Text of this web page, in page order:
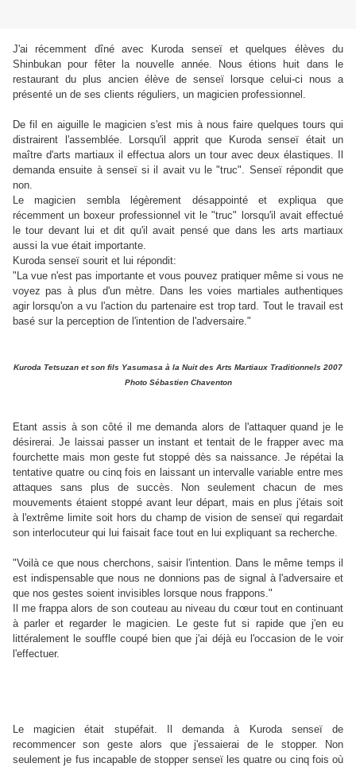
J'ai récemment dîné avec Kuroda senseï et quelques élèves du
Shinbukan pour fêter la nouvelle année. Nous étions huit dans le
restaurant du plus ancien élève de senseï lorsque celui-ci nous a
présenté un de ses clients réguliers, un magicien professionnel.
De fil en aiguille le magicien s'est mis à nous faire quelques tours qui
distrairent l'assemblée. Lorsqu'il apprit que Kuroda senseï était un
maître d'arts martiaux il effectua alors un tour avec deux élastiques. Il
demanda ensuite à senseï si il avait vu le "truc". Senseï répondit que
non.
Le magicien sembla légèrement désappointé et expliqua que
récemment un boxeur professionnel vit le "truc" lorsqu'il avait effectué
le tour devant lui et dit qu'il avait pensé que dans les arts martiaux
aussi la vue était importante.
Kuroda senseï sourit et lui répondit:
"La vue n'est pas importante et vous pouvez pratiquer même si vous ne
voyez pas à plus d'un mètre. Dans les voies martiales authentiques
agir lorsqu'on a vu l'action du partenaire est trop tard. Tout le travail est
basé sur la perception de l'intention de l'adversaire."
Kuroda Tetsuzan et son fils Yasumasa à la Nuit des Arts Martiaux Traditionnels 2007
Photo Sébastien Chaventon
Etant assis à son côté il me demanda alors de l'attaquer quand je le
désirerai. Je laissai passer un instant et tentait de le frapper avec ma
fourchette mais mon geste fut stoppé dès sa naissance. Je répétai la
tentative quatre ou cinq fois en laissant un intervalle variable entre mes
attaques sans plus de succès. Non seulement chacun de mes
mouvements étaient stoppé avant leur départ, mais en plus j'étais soit
à l'extrême limite soit hors du champ de vision de senseï qui regardait
son interlocuteur qui lui faisait face tout en lui expliquant sa recherche.
"Voilà ce que nous cherchons, saisir l'intention. Dans le même temps il
est indispensable que nous ne donnions pas de signal à l'adversaire et
que nos gestes soient invisibles lorsque nous frappons."
Il me frappa alors de son couteau au niveau du cœur tout en continuant
à parler et regarder le magicien. Le geste fut si rapide que j'en eu
littéralement le souffle coupé bien que j'ai déjà eu l'occasion de le voir
l'effectuer.
Le magicien était stupéfait. Il demanda à Kuroda senseï de
recommencer son geste alors que j'essaierai de le stopper. Non
seulement je fus incapable de stopper senseï les quatre ou cinq fois où